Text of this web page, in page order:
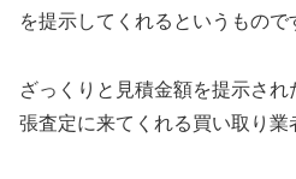
を提示してくれるというもので
ざっくりと見積金額を提示さ
張査定に来てくれる買い取り業